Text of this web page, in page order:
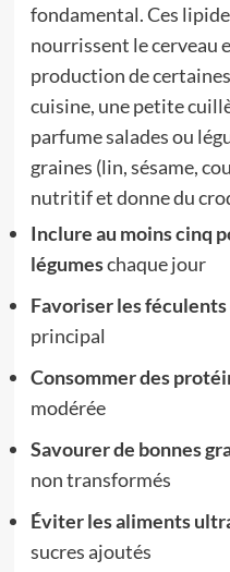
fondamental. Ces
nourrissent le cerveau
production de
cuisine, une petite
parfume salades ou
graines (lin, sésame,
nutritif et donne du
Inclure au moins cinq
légumeschaque jour
Favoriser les
principal
Consommer des
modérée
Savourer de bonnes
non transformés
Éviter les aliments
sucres ajoutés